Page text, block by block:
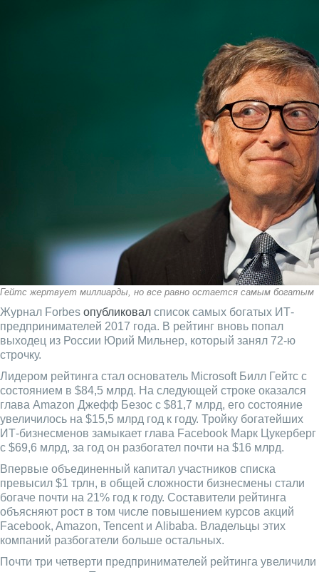
Гейтс жертвует миллиарды, но все равно остается самым богатым
Журнал Forbes опубликовал список самых богатых ИТ-
предпринимателей 2017 года. В рейтинг вновь попал
выходец из России Юрий Мильнер, который занял 72-ю
строчку.
Лидером рейтинга стал основатель Microsoft Билл Гейтс с
состоянием в $84,5 млрд. На следующей строке оказался
глава Amazon Джефф Безос с $81,7 млрд, его состояние
увеличилось на $15,5 млрд год к году. Тройку богатейших
ИТ-бизнесменов замыкает глава Facebook Марк Цукерберг
c $69,6 млрд, за год он разбогател почти на $16 млрд.
Впервые объединенный капитал участников списка
превысил $1 трлн, в общей сложности бизнесмены стали
богаче почти на 21% год к году. Составители рейтинга
объясняют рост в том числе повышением курсов акций
Facebook, Amazon, Tencent и Alibaba. Владельцы этих
компаний разбогатели больше остальных.
Почти три четверти предпринимателей рейтинга увеличили